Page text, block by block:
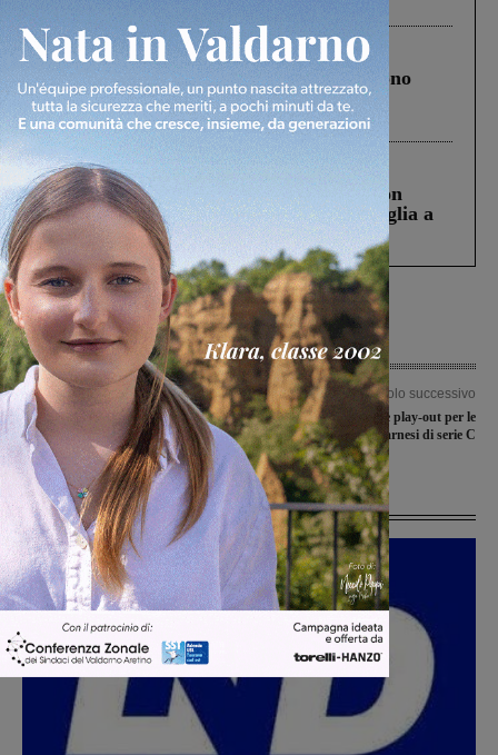
Cronaca 4 Agosto 2026
Un anno fa la strage in A1 in cui morirono
Gianni, Giulia e Franco. Lo schianto, il
processo, lo stop ai sorpassi fra tir....
Cronaca 3 Agosto 2026
Scomparso da una struttura di Castiglion
Fiorentino l’uomo che aveva ucciso la figlia a
Levane nel 2020
Articolo precedente
1° Maggio sul tema della sicurezza sul
lavoro. Festa al Parco fluviale
Articolo successivo
Tempo di play-off e play-out per le
valdarnesi di serie C
Ultime Notizie